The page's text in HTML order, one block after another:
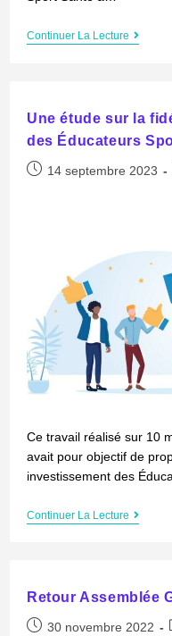
Continuer La Lecture
Une étude sur la
des Éducateurs
14 septembre 2023
Ce travail réalisé sur 10
avait pour objectif de
investissement des
Continuer La Lecture
Retour Assemblée
30 novembre 2022